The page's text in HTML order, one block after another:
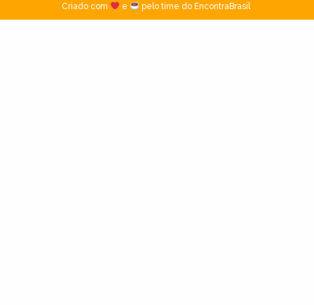
Criado com
e pelo time do EncontraBrasil